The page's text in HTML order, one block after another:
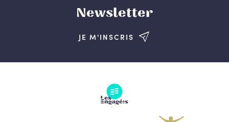
Newsletter
JE M'INSCRIS